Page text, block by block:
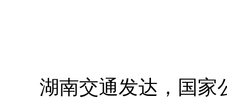
湖南交通发达，国家